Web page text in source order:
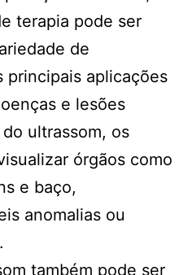
terapia pode ser
de
principais aplicações
e lesões
ultrassom, os
órgãos como
e baço,
anomalias ou
também pode ser